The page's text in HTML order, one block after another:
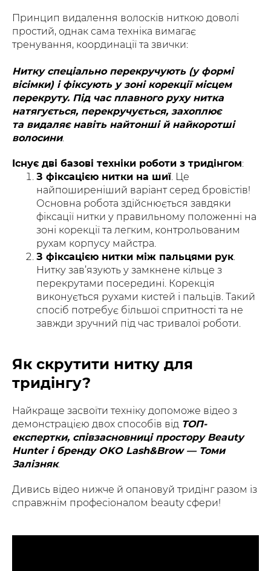
Принцип видалення волосків ниткою доволі
простий, однак сама техніка вимагає
тренування, координації та звички:
Нитку спеціально перекручують (у формі
вісімки) і фіксують у зоні корекції місцем
перекруту. Під час плавного руху нитка
натягується, перекручується, захоплює
та видаляє навіть найтонші й найкоротші
волосини.
Існує дві базові техніки роботи з тридінгом:
З фіксацією нитки на шиї. Це
найпоширеніший варіант серед бровістів!
Основна робота здійснюється завдяки
фіксації нитки у правильному положенні на
зоні корекції та легким, контрольованим
рухам корпусу майстра.
З фіксацією нитки між пальцями рук.
Нитку зав’язують у замкнене кільце з
перекрутами посередині. Корекція
виконується рухами кистей і пальців. Такий
спосіб потребує більшої спритності та не
завжди зручний під час тривалої роботи.
Як скрутити нитку для
тридінгу?
Найкраще засвоїти техніку допоможе відео з
демонстрацією двох способів від ТОП-
експертки, співзасновниці простору Beauty
Hunter і бренду OKO Lash&Brow — Томи
Залізняк.
Дивись відео нижче й опановуй тридінг разом із
справжнім професіоналом beauty сфери!